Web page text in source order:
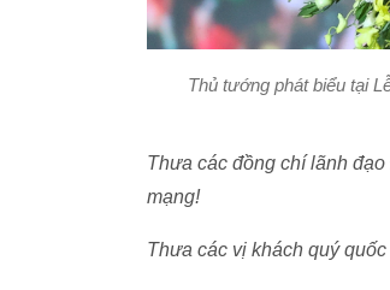
Thủ tướng phát biểu tại
Thưa các đồng chí lãnh
mạng!
Thưa các vị khách quý quốc